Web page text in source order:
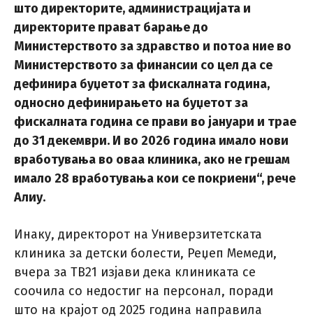
што директорите, администрацијата и
директорите прават барање до
Министерството за здравство и потоа ние во
Министерството за финансии со цел да се
дефинира буџетот за фискалната година,
односно дефинирањето на буџетот за
фискалната година се прави во јануари и трае
до 31 декември. И во 2026 година имало нови
вработувања во оваа клиника, ако не грешам
имало 28 вработувања кои се покриени“, рече
Алиу.
Инаку, директорот на Универзитетската
клиника за детски болести, Реџеп Мемеди,
вчера за ТВ21 изјави дека клиниката се
соочила со недостиг на персонал, поради
што на крајот од 2025 година направила